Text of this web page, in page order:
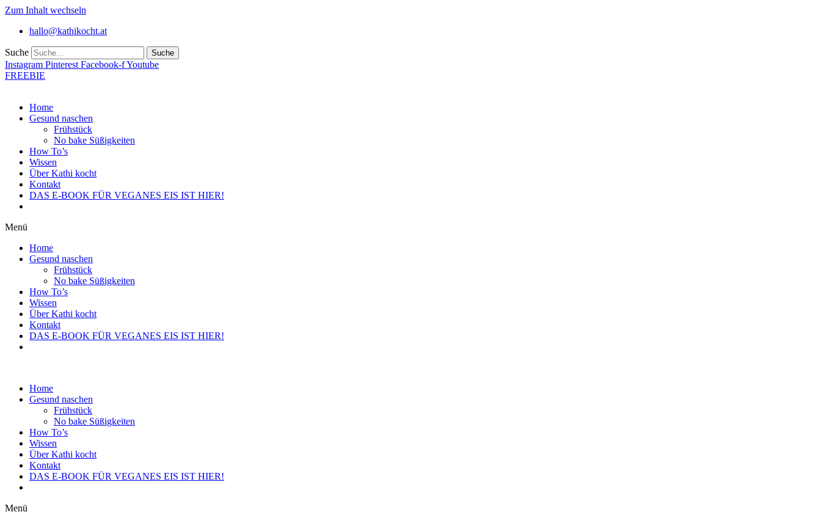
Zum Inhalt wechseln
hallo@kathikocht.at
Suche Suche
Instagram Pinterest Facebook-fYoutube
FREEBIE
Home
Gesund naschen
Frühstück
No bake Süßigkeiten
How To’s
Wissen
Über Kathi kocht
Kontakt
DAS E-BOOK FÜR VEGANES EIS IST HIER!
Menü
Home
Gesund naschen
Frühstück
No bake Süßigkeiten
How To’s
Wissen
Über Kathi kocht
Kontakt
DAS E-BOOK FÜR VEGANES EIS IST HIER!
Home
Gesund naschen
Frühstück
No bake Süßigkeiten
How To’s
Wissen
Über Kathi kocht
Kontakt
DAS E-BOOK FÜR VEGANES EIS IST HIER!
Menü